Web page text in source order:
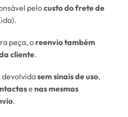
pelocusto do frete de
peça, oreenvio também
cliente.
devolvidasem sinais de uso,
e nas mesmas
.